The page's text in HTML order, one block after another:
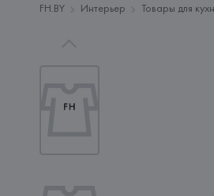
FH.BY Интерьер Товары для